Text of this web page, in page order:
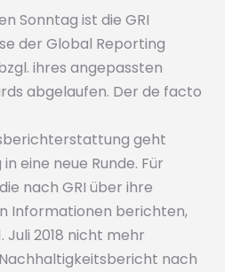
Sonntag ist die GRI
der Global Reporting
ihres angepassten
abgelaufen. Der de facto
geht
eine neue Runde. Für
nach GRI über ihre
Informationen berichten,
Juli 2018 nicht mehr
nach